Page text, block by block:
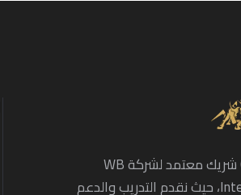
شركة Golden Bull شريك معتمد لشركة WB
International Limited، حيث نقدم التدريب والدعم